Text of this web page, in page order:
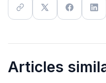
Articles